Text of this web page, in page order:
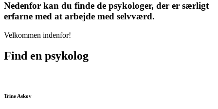
Nedenfor kan du finde de psykologer, der er særligt
erfarne med at arbejde med selvværd.
Velkommen indenfor!
Find en psykolog
Trine Askov